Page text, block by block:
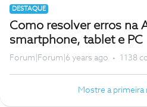
DESTAQUE
Como resolver erros na
smartphone, tablet e PC
Forum|Forum|6 years ago 1138
Mostre a primeira